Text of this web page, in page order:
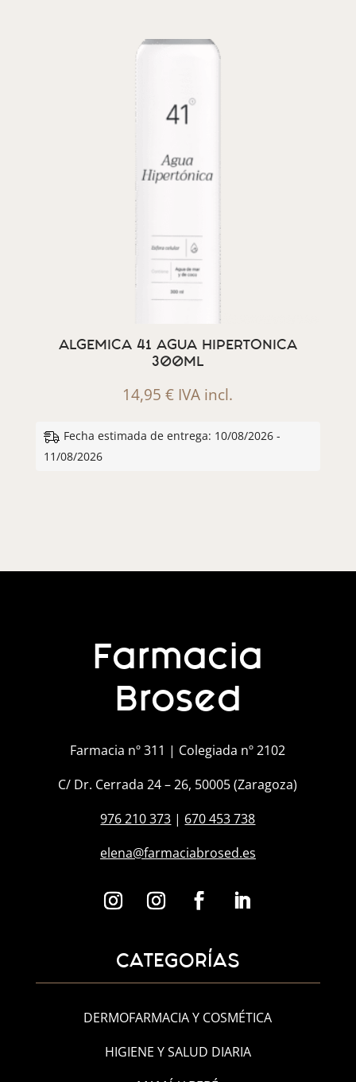
ALGEMICA 41 AGUA HIPERTONICA
300ML
14,95€ IVA incl.
Fecha estimada de entrega: 10/08/2026 -
11/08/2026
Farmacia
Brosed
Farmacia nº 311 | Colegiada nº 2102
C/ Dr. Cerrada 24 – 26, 50005 (Zaragoza)
976 210 373 | 670 453 738
elena@farmaciabrosed.es
CATEGORÍAS
DERMOFARMACIA Y COSMÉTICA
HIGIENE Y SALUD DIARIA